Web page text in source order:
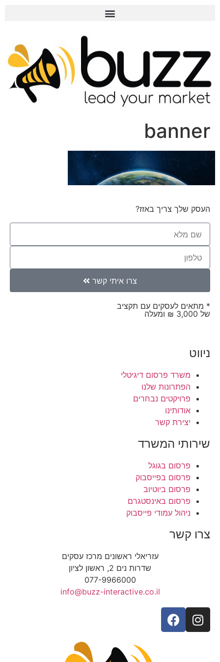
banner
העסק שלך צריך באזז?
צרו איתי קשר
* מתאים לעסקים עם תקציב
של 3,000 ₪ ומעלה
ניווט
משרד פרסום דיגיטלי
הפתרונות שלנו
פרויקטים נבחרים
אודותינו
יצירת קשר
שירותי המשרד
פרסום בגוגל
פרסום בפייסבוק
פרסום ביוטיוב
פרסום באינסטגרם
ניהול עמודי פייסבוק
צרו קשר
עזריאלי ראשונים מרכז עסקים
שדרות נים 2, ראשון לציון
077-9966000
info@buzz-interactive.co.il